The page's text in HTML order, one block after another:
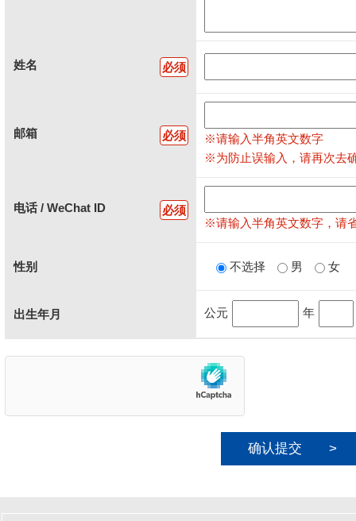
姓名 必须
邮箱 必须
※请输入半角英文数字
※为防止误输入，请再次去
电话 / WeChat ID
必须
※请输入半角英文数字，请
性别 不选择 男 女
出生年月 公元 年